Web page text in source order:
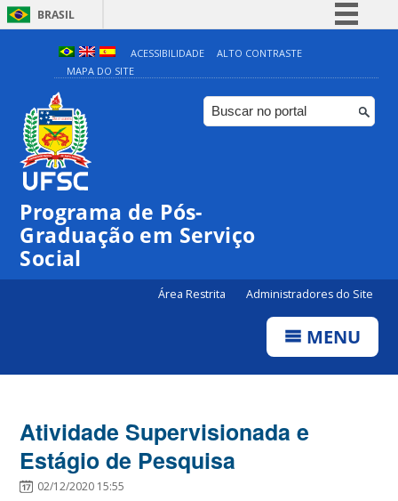
BRASIL
Simplifique!
Comunica BR
Participe
ACESSIBILIDADE
ALTO CONTRASTE
MAPA DO SITE
Programa de Pós-
Graduação em Serviço
Social
Área Restrita Administradores do Site
MENU
Atividade Supervisionada e
Estágio de Pesquisa
02/12/2020 15:55